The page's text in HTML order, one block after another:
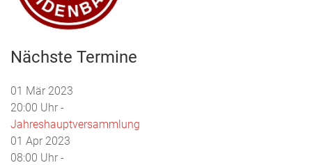
Nächste Termine
01 Mär 2023
20:00 Uhr -
Jahreshauptversammlung
01 Apr 2023
08:00 Uhr -